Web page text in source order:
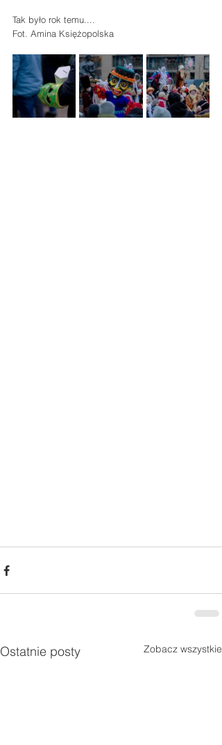
Tak było rok temu....
Fot. Amina Księżopolska
Ostatnie posty Zobacz wszystkie